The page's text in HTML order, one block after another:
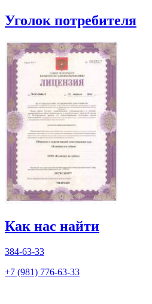
Уголок потребителя
Как нас найти
384-63-33
+7 (981) 776-63-33